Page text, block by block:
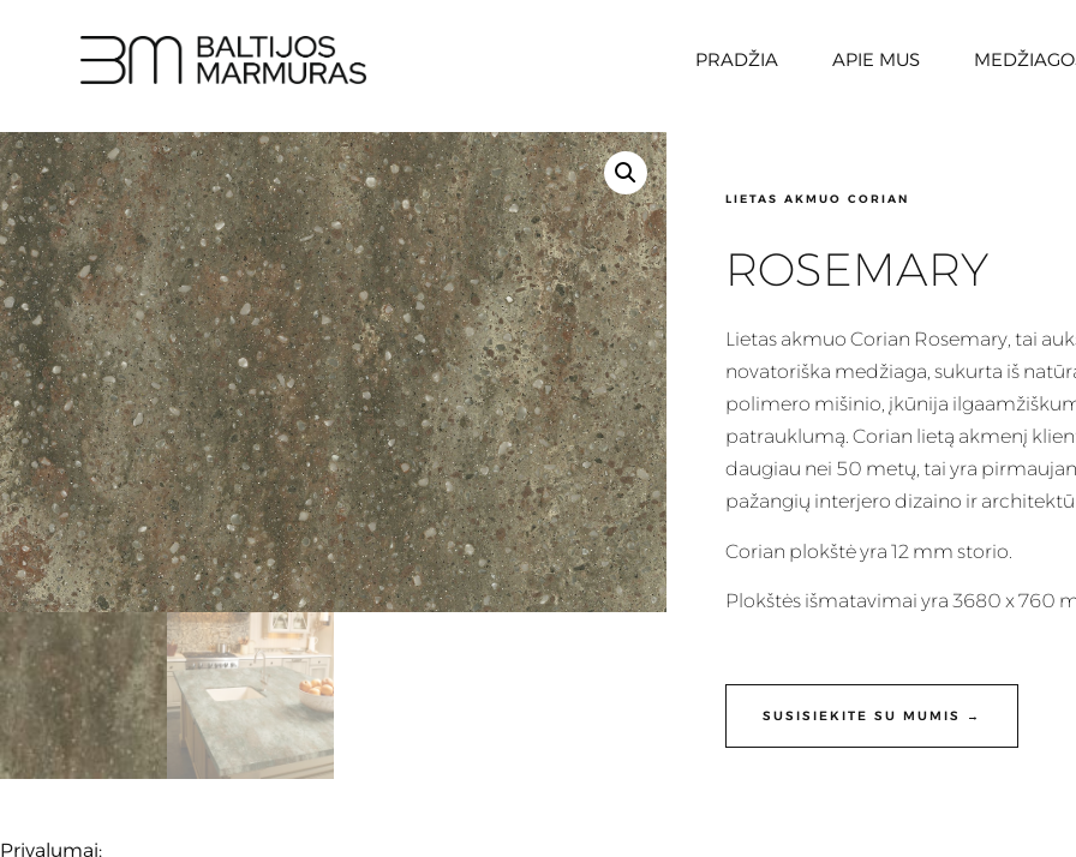
PRADŽIA APIE MUS
LIETAS AKMUO CORIAN
ROSEMARY
Lietas akmuo Corian Rosemary, tai
novatoriška medžiaga, sukurta iš
polimero mišinio, įkūnija
patrauklumą. Corian lietą akmenį
daugiau nei 50 metų, tai yra
pažangių interjero dizaino ir
Corian plokštė yra 12 mm storio.
Plokštės išmatavimai yra 3680 x 760
SUSISIEKITE SU MUMIS →
Privalumai: